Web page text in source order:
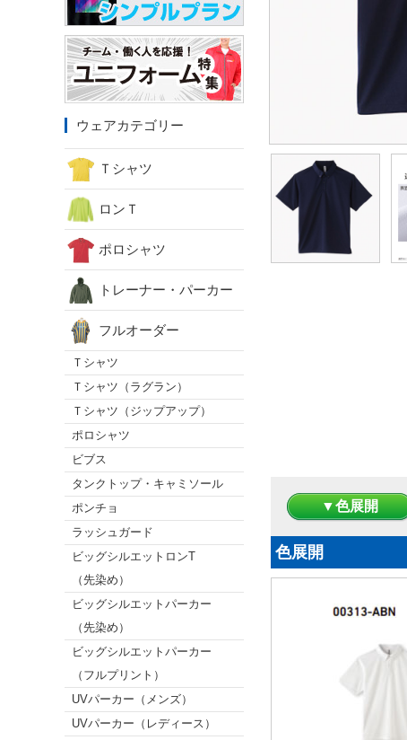
ウェアカテゴリー
Ｔシャツ
ロンＴ
ポロシャツ
トレーナー・パーカー
フルオーダー
Ｔシャツ
Ｔシャツ（ラグラン）
Ｔシャツ（ジップアップ）
ポロシャツ
ビブス
タンクトップ・キャミソール
ポンチョ
ラッシュガード
ビッグシルエットロンT
（先染め）
ビッグシルエットパーカー
（先染め）
ビッグシルエットパーカー
（フルプリント）
UVパーカー（メンズ）
UVパーカー（レディース）
▼色展開
色展開